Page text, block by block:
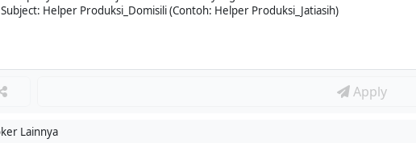
Subject: Helper Produksi_Domisili (Contoh: Helper Produksi_Jatiasih)
Apply
Lainnya